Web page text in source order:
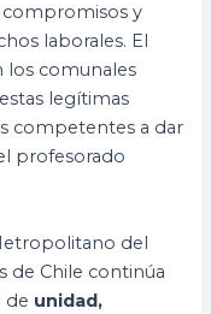
y
laborales. El
los comunales
legítimas
competentes a dar
profesorado
del
de Chile continúa
de unidad,